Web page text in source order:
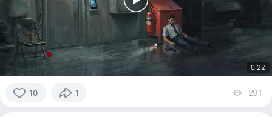
0:22
10 1 291